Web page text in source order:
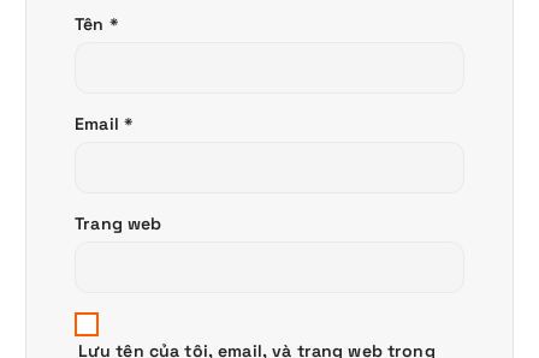
Tên *
Email *
Trang web
Lưu tên của tôi, email, và trang web trong